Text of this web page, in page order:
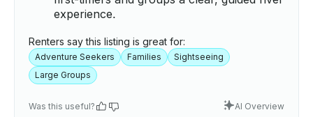
experience.
Renters say this listing is great for:
Adventure Seekers Families
Sightseeing
Large Groups
Was this useful? AI Overview